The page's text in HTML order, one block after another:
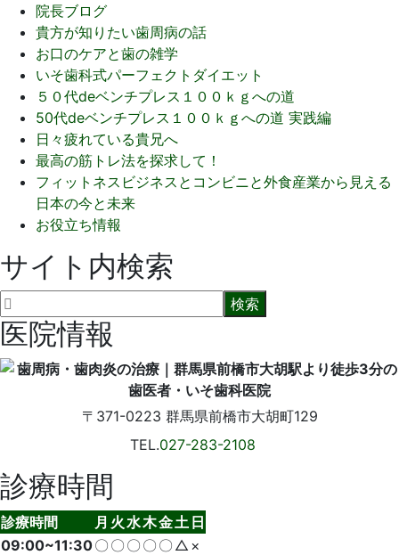
院長ブログ
貴方が知りたい歯周病の話
お口のケアと歯の雑学
いそ歯科式パーフェクトダイエット
５０代deベンチプレス１００ｋｇへの道
50代deベンチプレス１００ｋｇへの道 実践編
日々疲れている貴兄へ
最高の筋トレ法を探求して！
フィットネスビジネスとコンビニと外食産業から見える
日本の今と未来
お役立ち情報
サイト内検索
医院情報
〒371-0223 群馬県前橋市大胡町129
TEL.027-283-2108
診療時間
診療時間 月 火 水木金土 日
09:00~11:30〇 〇 〇 〇 〇 △ ×